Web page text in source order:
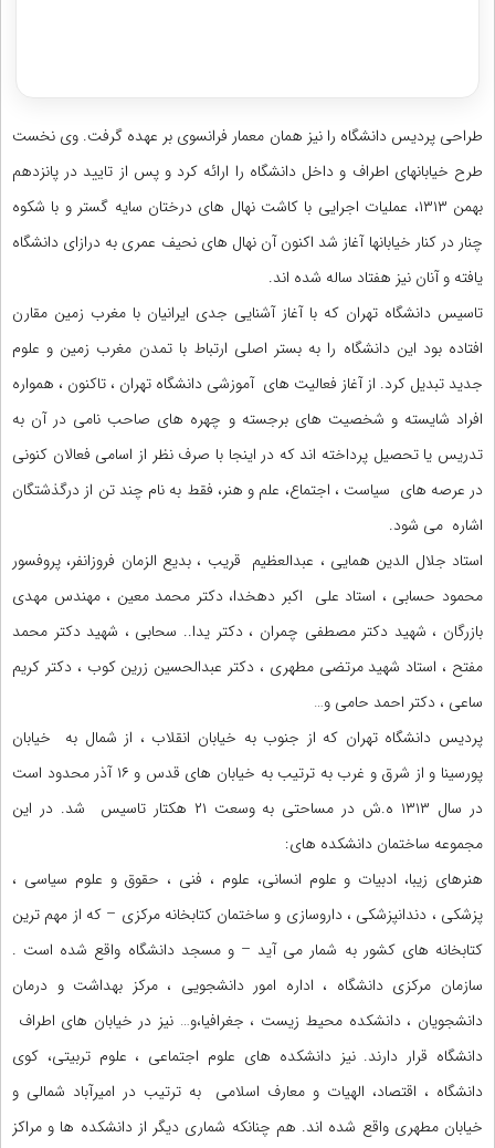
طراحی پردیس دانشگاه را نیز همان معمار فرانسوی بر عهده گرفت. وی نخست
طرح خیابانهای اطراف و داخل دانشگاه را ارائه کرد و پس از تایید در پانزدهم
بهمن ۱۳۱۳، عملیات اجرایی با کاشت نهال های درختان سایه گستر و با شکوه
چنار در کنار خیابانها آغاز شد اکنون آن نهال های نحیف عمری به درازای دانشگاه
یافته و آنان نیز هفتاد ساله شده اند.
تاسیس دانشگاه تهران که با آغاز آشنایی جدی ایرانیان با مغرب زمین مقارن
افتاده بود این دانشگاه را به بستر اصلی ارتباط با تمدن مغرب زمین و علوم
جدید تبدیل کرد. از آغاز فعالیت های آموزشی دانشگاه تهران ، تاکنون ، همواره
افراد شایسته و شخصیت های برجسته و چهره های صاحب نامی در آن به
تدریس یا تحصیل پرداخته اند که در اینجا با صرف نظر از اسامی فعالان کنونی
در عرصه های سیاست ، اجتماع، علم و هنر، فقط به نام چند تن از درگذشتگان
اشاره می شود.
استاد جلال الدین همایی ، عبدالعظیم قریب ، بدیع الزمان فروزانفر، پروفسور
محمود حسابی ، استاد علی اکبر دهخدا، دکتر محمد معین ، مهندس مهدی
بازرگان ، شهید دکتر مصطفی چمران ، دکتر یدا.. سحابی ، شهید دکتر محمد
مفتح ، استاد شهید مرتضی مطهری ، دکتر عبدالحسین زرین کوب ، دکتر کریم
ساعی ، دکتر احمد حامی و…
پردیس دانشگاه تهران که از جنوب به خیابان انقلاب ، از شمال به خیابان
پورسینا و از شرق و غرب به ترتیب به خیابان های قدس و ۱۶ آذر محدود است
در سال ۱۳۱۳ ه.ش در مساحتی به وسعت ۲۱ هکتار تاسیس شد. در این
مجموعه ساختمان دانشکده های:
هنرهای زیبا، ادبیات و علوم انسانی، علوم ، فنی ، حقوق و علوم سیاسی ،
پزشکی ، دندانپزشکی ، داروسازی و ساختمان کتابخانه مرکزی – که از مهم ترین
کتابخانه های کشور به شمار می آید – و مسجد دانشگاه واقع شده است .
سازمان مرکزی دانشگاه ، اداره امور دانشجویی ، مرکز بهداشت و درمان
دانشجویان ، دانشکده محیط زیست ، جغرافیا،و… نیز در خیابان های اطراف
دانشگاه قرار دارند. نیز دانشکده های علوم اجتماعی ، علوم تربیتی، کوی
دانشگاه ، اقتصاد، الهیات و معارف اسلامی به ترتیب در امیرآباد شمالی و
خیابان مطهری واقع شده اند. هم چنانکه شماری دیگر از دانشکده ها و مراکز